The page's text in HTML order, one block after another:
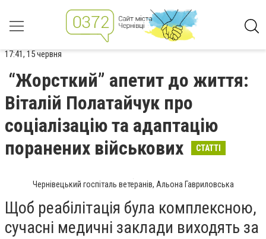
17:41, 15 червня
“Жорсткий” апетит до життя:
Віталій Полатайчук про
соціалізацію та адаптацію
поранених військових
СТАТТІ
Чернівецький госпіталь ветеранів, Альона Гавриловська
Щоб реабілітація була комплексною,
сучасні медичні заклади виходять за